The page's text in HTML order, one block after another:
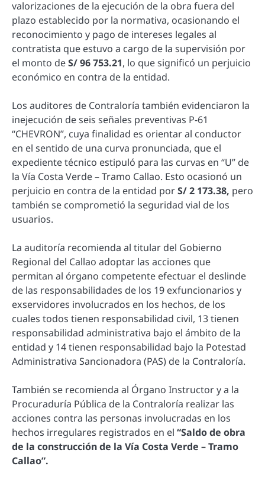
valorizaciones de la ejecución de la obra fuera del
plazo establecido por la normativa, ocasionando el
reconocimiento y pago de intereses legales al
contratista que estuvo a cargo de la supervisión por
el monto deS/ 96 753.21, lo que significó un perjuicio
económico en contra de la entidad.
Los auditores de Contraloría también evidenciaron la
inejecución de seis señales preventivas P-61
“CHEVRON”, cuya finalidad es orientar al conductor
en el sentido de una curva pronunciada, que el
expediente técnico estipuló para las curvas en “U” de
la Vía Costa Verde – Tramo Callao. Esto ocasionó un
perjuicio en contra de la entidad porS/ 2 173.38, pero
también se comprometió la seguridad vial de los
usuarios.
La auditoría recomienda al titular del Gobierno
Regional del Callao adoptar las acciones que
permitan al órgano competente efectuar el deslinde
de las responsabilidades de los 19 exfuncionarios y
exservidores involucrados en los hechos, de los
cuales todos tienen responsabilidad civil, 13 tienen
responsabilidad administrativa bajo el ámbito de la
entidad y 14 tienen responsabilidad bajo la Potestad
Administrativa Sancionadora (PAS) de la Contraloría.
También se recomienda al Órgano Instructor y a la
Procuraduría Pública de la Contraloría realizar las
acciones contra las personas involucradas en los
hechos irregulares registrados en el “Saldo de obra
de la construcción de la Vía Costa Verde – Tramo
Callao”.